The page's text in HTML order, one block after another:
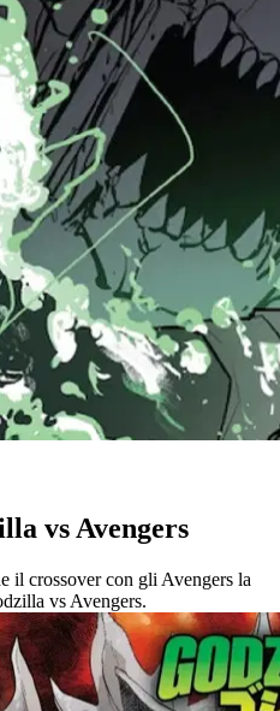
vs Avengers
il crossover con gli Avengers la
vs Avengers.